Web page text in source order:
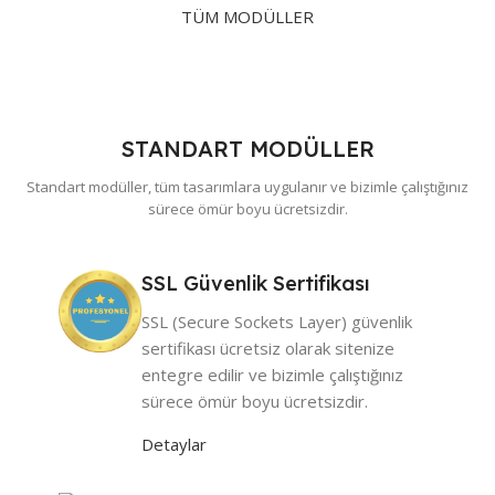
marka imajını güçlendirmek için kritik bir rol
oynamaktadır. Yaratıcı ve etkili web tasarımlarımız
teknik bilgiyle sanatsal dokunuşu bir araya getirerek
benzersiz ve işlevsel kurumsal bir site oluşturmayı
SEO odaklı, "Yapay Zeka" teknolojisi ile içerikleri
hazırlanmış, optimize edilmiş, mobil uyumlu web
tasarımlarımız, markanızın dijital dünyada daha görünür
olmasını sağlar.
adım öndesiniz!
TÜM MODÜLLER
STANDART MODÜLLER
Standart modüller, tüm tasarımlara uygulanır ve bizimle çalıştığınız
sürece ömür boyu ücretsizdir.
SSL Güvenlik Sertifikası
SSL (Secure Sockets Layer) güvenlik
sertifikası ücretsiz olarak sitenize
entegre edilir ve bizimle çalıştığınız
sürece ömür boyu ücretsizdir.
Detaylar